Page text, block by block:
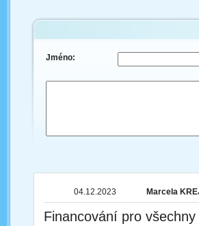
Jméno:
04.12.2023 Marcela
Financování pro všechny